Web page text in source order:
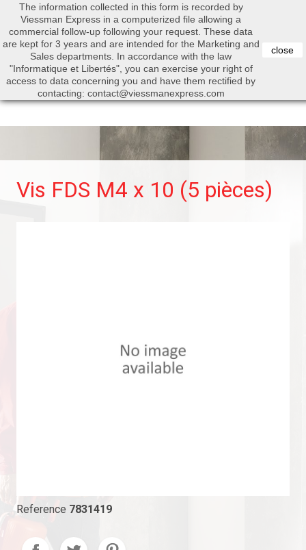
 
Search
Vis FDS M4 x 10 (5 pièces)
Reference 7831419
The information collected in this form is recorded by
Viessman Express in a computerized file allowing a
commercial follow-up following your request. These data
are kept for 3 years and are intended for the Marketing and
Sales departments. In accordance with the law
"Informatique et Libertés", you can exercise your right of
access to data concerning you and have them rectified by
contacting: contact@viessmanexpress.com
close